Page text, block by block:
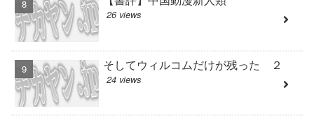
26 views
そしてウィルコムだけが残った ２
24 views